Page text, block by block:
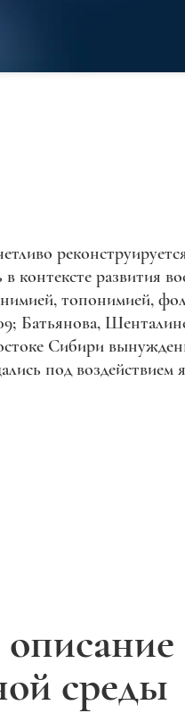
в контексте развития
топонимией,
Батьянова,
Сибири
под воздействием
среды